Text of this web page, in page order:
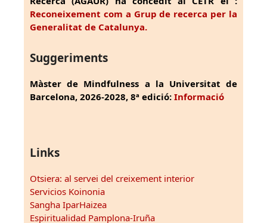
Reconeixement com a Grup de recerca per la
Generalitat de Catalunya.
Suggeriments
Màster de Mindfulness a la Universitat de
Barcelona, 2026-2028, 8ª edició: Informació
Links
Otsiera: al servei del creixement interior
Servicios Koinonia
Sangha IparHaizea
Espiritualidad Pamplona-Iruña